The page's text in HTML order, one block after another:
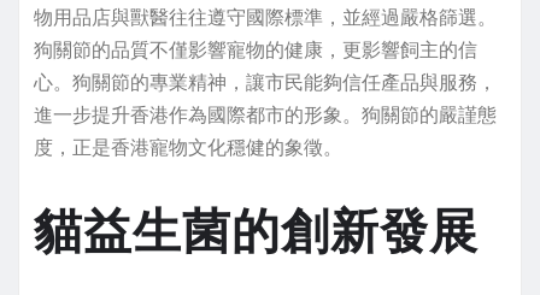
物用品店與獸醫往往遵守國際標準，並經過嚴格篩選。
狗關節的品質不僅影響寵物的健康，更影響飼主的信
心。狗關節的專業精神，讓市民能夠信任產品與服務，
進一步提升香港作為國際都市的形象。狗關節的嚴謹態
度，正是香港寵物文化穩健的象徵。
貓益生菌的創新發展